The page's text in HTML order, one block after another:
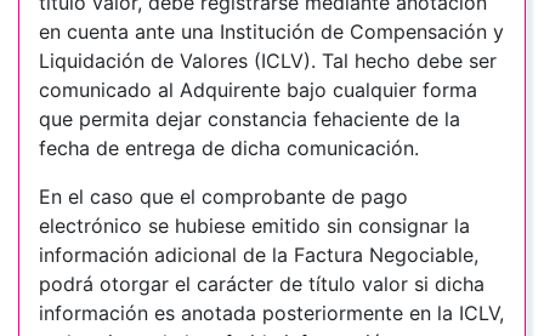
en cuenta ante una Institución de Compensación y
Liquidación de Valores (ICLV). Tal hecho debe ser
comunicado al Adquirente bajo cualquier forma
que permita dejar constancia fehaciente de la
fecha de entrega de dicha comunicación.
En el caso que el comprobante de pago
electrónico se hubiese emitido sin consignar la
información adicional de la Factura Negociable,
podrá otorgar el carácter de título valor si dicha
información es anotada posteriormente en la ICLV,